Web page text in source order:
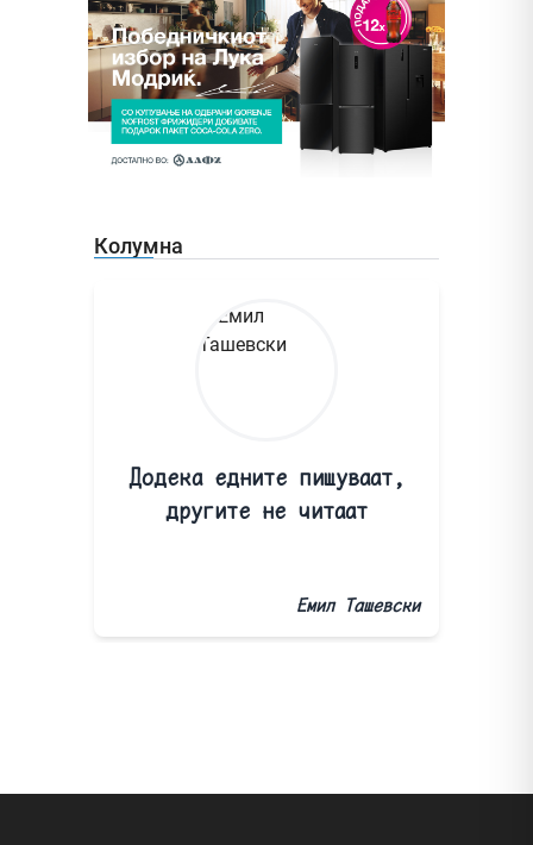
Колумна
Додека едните пишуваат,
другите не читаат
Емил Ташевски